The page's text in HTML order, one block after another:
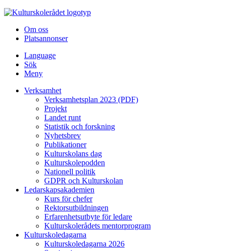
Hoppa till innehållet
Om oss
Platsannonser
Language
Sök
Meny
Verksamhet
Verksamhetsplan 2023 (PDF)
Projekt
Landet runt
Statistik och forskning
Nyhetsbrev
Publikationer
Kulturskolans dag
Kulturskolepodden
Nationell politik
GDPR och Kulturskolan
Ledarskapsakademien
Kurs för chefer
Rektorsutbildningen
Erfarenhetsutbyte för ledare
Kulturskolerådets mentorprogram
Kulturskoledagarna
Kulturskoledagarna 2026